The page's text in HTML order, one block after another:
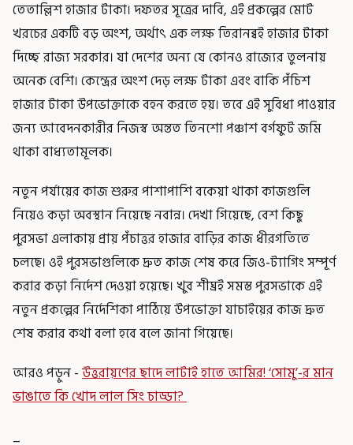
তেতাল্লিশ হাজার টাকা। দফতর সূত্রের দাবি, এই প্রকল্পের মোট
খরচের একটি বড় অংশ, অর্থাৎ এক লক্ষ তিরানব্বই হাজার টাকা
দিচ্ছে রাজ্য সরকার। যা দেশের অন্য যে কোনও রাজ্যের তুলনায়
অনেক বেশি। কেন্দ্রের অংশ দেড় লক্ষ টাকা এবং বাকি পঁচিশ
হাজার টাকা উপভোক্তাকে বহন করতে হয়। তবে এই সুবিধা পাওয়ার
জন্য আবেদনকারীর নিজস্ব অন্তত তিনশো পঞ্চাশ বর্গফুট জমি
থাকা বাধ্যতামূলক।
নতুন পর্যায়ের কাজ শুরুর পাশাপাশি বকেয়া থাকা কাজগুলি
নিয়েও কড়া অবস্থান নিয়েছে নবান্ন। দেখা গিয়েছে, বেশ কিছু
পুরসভা এলাকায় প্রায় পঁচাত্তর হাজার বাড়ির কাজ ধীরগতিতে
চলছে। ওই পুরসভাগুলিকে দ্রুত কাজ শেষ করে জিও-ট্যাগিং সম্পূর্ণ
করার কড়া নির্দেশ দেওয়া হয়েছে। খুব শীঘ্রই সমস্ত পুরসভাকে এই
নতুন প্রকল্পের নির্দেশিকা পাঠিয়ে উপভোক্তা যাচাইয়ের কাজ দ্রুত
শেষ করার কথা বলা হবে বলে জানা গিয়েছে।
আরও পড়ুন -উত্তরায়ণের ছাদে লাটাই হাতে আমির! ‘সোমু’-র মান
ভাঙাতে কি খোদ লাল সিং চাড্ডা?
_